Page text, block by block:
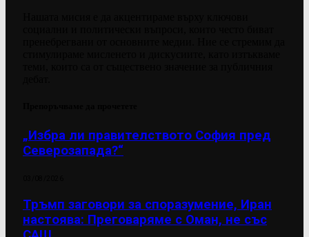
„Избра ли правителството София пред
Северозапада?“
Тръмп заговори за споразумение, Иран
настоява: Преговаряме с Оман, не със